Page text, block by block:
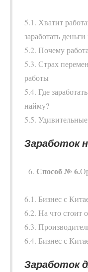
5.1. Хватит
заработать
5.2. Почему
5.3. Страх
работы
5.4. Где
найму?
5.5.
Заработок
Способ № 6.
6.1. Бизнес с
6.2. На что стоит
6.3.
6.4. Бизнес с
Заработок